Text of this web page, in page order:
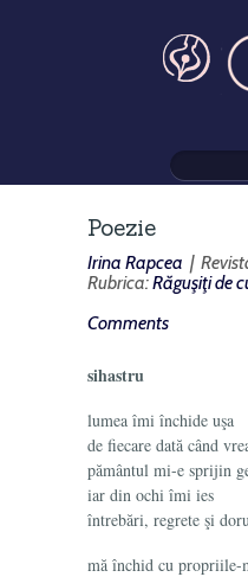
Poezie
Irina Rapcea |
Rubrica:Răguşiţi de
Comments
sihastru
lumea îmi închide uşa
de fiecare dată când
pământul mi-e sprijin
iar din ochi îmi ies
întrebări, regrete şi
mă închid cu propriile-